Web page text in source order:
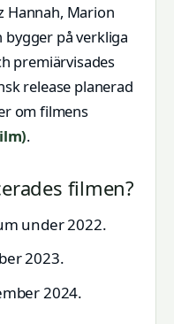
Hannah, Marion
bygger på verkliga
premiärvisades
release planerad
om filmens
.
filmen?
under 2022.
2023.
2024.